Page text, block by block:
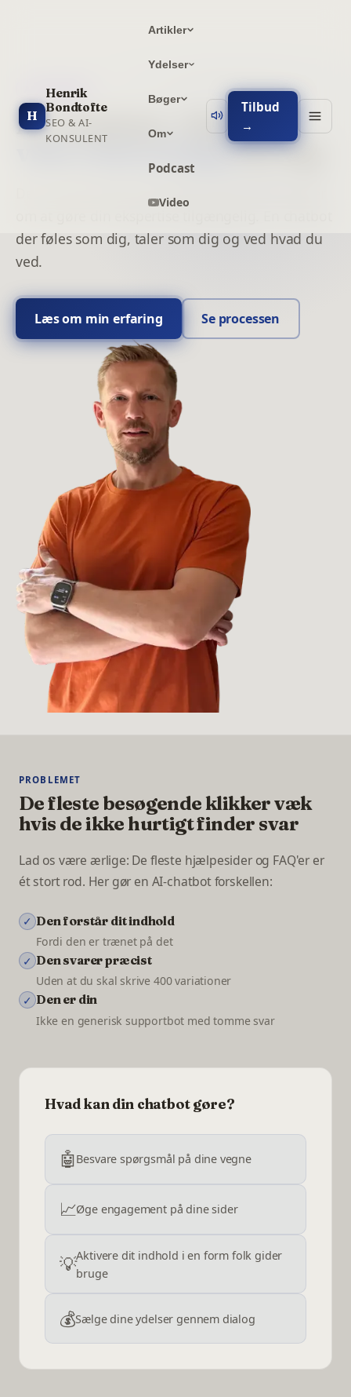
H
Henrik
Bondtofte
SEO & AI-
KONSULENT
Artikler
Ydelser
Bøger
Om
Podcast
Video
Tilbud
→
AI-CHATBOTS
AI-Chatbots - Når din
viden skal arbejdefor dig
Det handler ikke om at lege med AI. Det handler
der føles som dig, taler som dig og ved hvad du
ved.
Læs om min erfaring Se processen
PROBLEMET
De fleste besøgende klikker væk
hvis de ikke hurtigt finder svar
Lad os være ærlige: De fleste hjælpesider og FAQ'er er
ét stort rod. Her gør en AI-chatbot forskellen:
✓ Den forstår dit indhold
Fordi den er trænet på det
✓ Den svarer præcist
Uden at du skal skrive 400 variationer
✓ Den er din
Ikke en generisk supportbot med tomme svar
Hvad kan din chatbot gøre?
🤖Besvare spørgsmål på dine vegne
📈Øge engagement på dine sider
💡Aktivere dit indhold i en form folk gider
bruge
💰Sælge dine ydelser gennem dialog